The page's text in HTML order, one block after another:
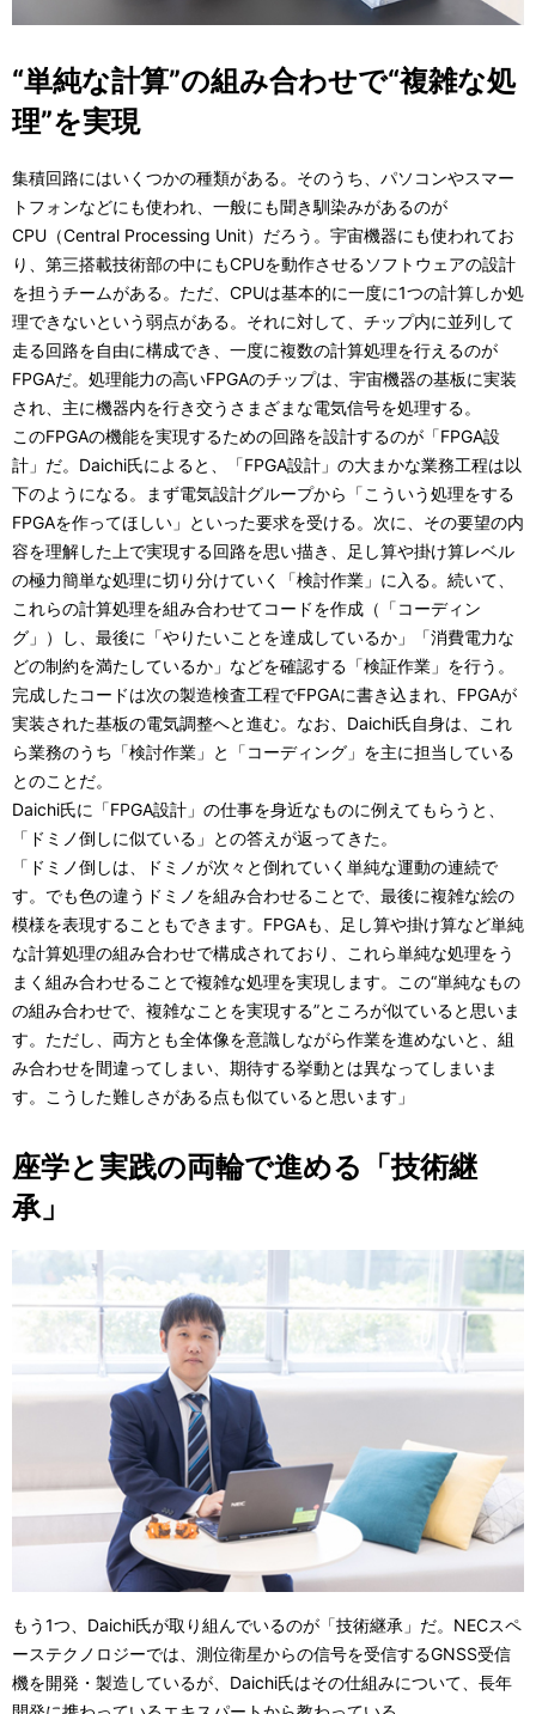
“単純な計算”の組み合わせで“複雑な処
理”を実現
集積回路にはいくつかの種類がある。そのうち、パソコンやスマー
トフォンなどにも使われ、一般にも聞き馴染みがあるのが
CPU（Central Processing Unit）だろう。宇宙機器にも使われてお
り、第三搭載技術部の中にもCPUを動作させるソフトウェアの設計
を担うチームがある。ただ、CPUは基本的に一度に1つの計算しか処
理できないという弱点がある。それに対して、チップ内に並列して
走る回路を自由に構成でき、一度に複数の計算処理を行えるのが
FPGAだ。処理能力の高いFPGAのチップは、宇宙機器の基板に実装
され、主に機器内を行き交うさまざまな電気信号を処理する。
このFPGAの機能を実現するための回路を設計するのが「FPGA設
計」だ。Daichi氏によると、「FPGA設計」の大まかな業務工程は以
下のようになる。まず電気設計グループから「こういう処理をする
FPGAを作ってほしい」といった要求を受ける。次に、その要望の内
容を理解した上で実現する回路を思い描き、足し算や掛け算レベル
の極力簡単な処理に切り分けていく「検討作業」に入る。続いて、
これらの計算処理を組み合わせてコードを作成（「コーディン
グ」）し、最後に「やりたいことを達成しているか」「消費電力な
どの制約を満たしているか」などを確認する「検証作業」を行う。
完成したコードは次の製造検査工程でFPGAに書き込まれ、FPGAが
実装された基板の電気調整へと進む。なお、Daichi氏自身は、これ
ら業務のうち「検討作業」と「コーディング」を主に担当している
とのことだ。
Daichi氏に「FPGA設計」の仕事を身近なものに例えてもらうと、
「ドミノ倒しに似ている」との答えが返ってきた。
「ドミノ倒しは、ドミノが次々と倒れていく単純な運動の連続で
す。でも色の違うドミノを組み合わせることで、最後に複雑な絵の
模様を表現することもできます。FPGAも、足し算や掛け算など単純
な計算処理の組み合わせで構成されており、これら単純な処理をう
まく組み合わせることで複雑な処理を実現します。この“単純なもの
の組み合わせで、複雑なことを実現する”ところが似ていると思いま
す。ただし、両方とも全体像を意識しながら作業を進めないと、組
み合わせを間違ってしまい、期待する挙動とは異なってしまいま
す。こうした難しさがある点も似ていると思います」
座学と実践の両輪で進める「技術継
承」
もう1つ、Daichi氏が取り組んでいるのが「技術継承」だ。NECスペ
ーステクノロジーでは、測位衛星からの信号を受信するGNSS受信
機を開発・製造しているが、Daichi氏はその仕組みについて、長年